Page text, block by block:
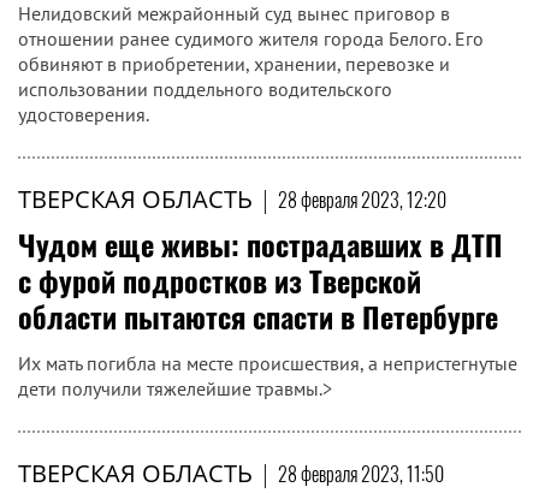
Нелидовский межрайонный суд вынес приговор в
отношении ранее судимого жителя города Белого. Его
обвиняют в приобретении, хранении, перевозке и
использовании поддельного водительского
удостоверения.
ТВЕРСКАЯ ОБЛАСТЬ | 28 февраля 2023, 12:20
Чудом еще живы: пострадавших в ДТП
с фурой подростков из Тверской
области пытаются спасти в Петербурге
Их мать погибла на месте происшествия, а непристегнутые
дети получили тяжелейшие травмы.>
ТВЕРСКАЯ ОБЛАСТЬ | 28 февраля 2023, 11:50